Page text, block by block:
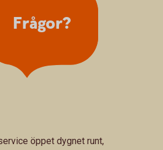
Frågor?
öppet dygnet runt,